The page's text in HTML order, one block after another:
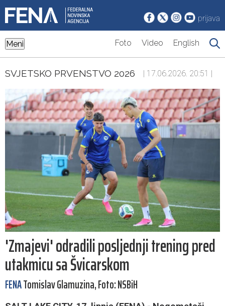
prijava
Meni Foto Video English
SVJETSKO PRVENSTVO 2026 | 17.06.2026. 20:51 |
'Zmajevi' odradili posljednji trening pred
utakmicu sa Švicarskom
FENATomislav Glamuzina, Foto: NSBiH